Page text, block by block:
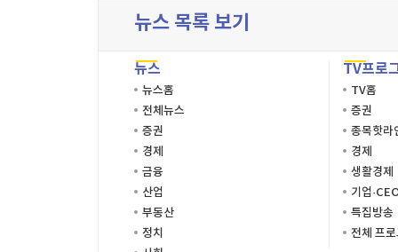
설명
뉴스 목록 보기
뉴스
뉴스홈
전체뉴스
증권
경제
금융
산업
부동산
정치
TV프로
TV홈
증권
종목핫라
경제
생활경제
기업
특집방송
전체 프